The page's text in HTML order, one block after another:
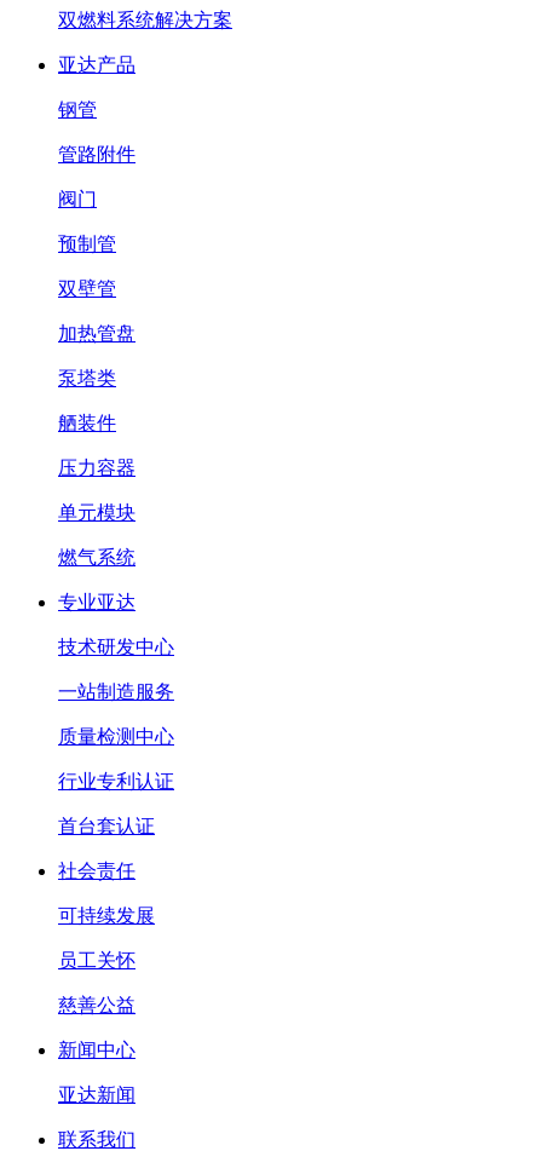
双燃料系统解决方案
亚达产品
钢管
管路附件
阀门
预制管
双壁管
加热管盘
泵塔类
舾装件
压力容器
单元模块
燃气系统
专业亚达
技术研发中心
一站制造服务
质量检测中心
行业专利认证
首台套认证
社会责任
可持续发展
员工关怀
慈善公益
新闻中心
亚达新闻
联系我们